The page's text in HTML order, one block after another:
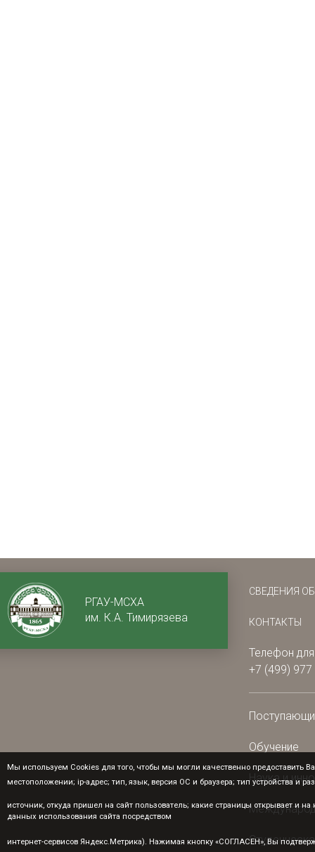
РГАУ-МСХА
им. К.А. Тимирязева
СВЕДЕНИЯ
КОНТАКТЫ
Телефон
+7 (499) 977
Обучение
Наука и
Мы используем Cookies для того, чтобы мы могли качественно предоставить
местоположении; ip-адрес; тип, язык, версия ОС и браузера; тип устройства и
источник, откуда пришел на сайт пользователь; какие страницы открывает и
данных использования сайта посредством
интернет-сервисов Яндекс.Метрика). Нажимая кнопку «СОГЛАСЕН», Вы